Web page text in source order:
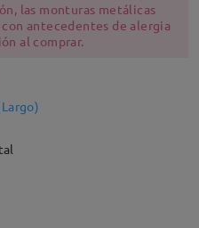
las monturas metálicas
antecedentes de alergia
al comprar.
Largo)